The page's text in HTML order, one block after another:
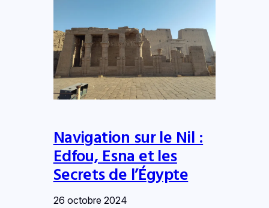
Navigation sur le Nil :
Edfou, Esna et les
Secrets de l’Égypte
26 octobre 2024